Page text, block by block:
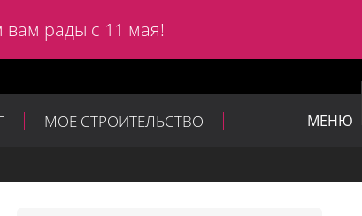
рады с 11 мая!
МОЕ СТРОИТЕЛЬСТВО МЕНЮ